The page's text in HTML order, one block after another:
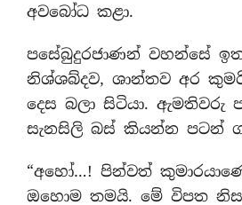
අවබෝධ කළා.
පසේබුදුරජාණන් වහන්සේ
නිශ්ශබ්දව, ශාන්තව අර
දෙස බලා සිටියා. ඇමතිවරු
සැනසිලි බස් කියන්න පටන්
“අහෝ…! පින්වත්
ඔහොම තමයි. මේ විපත